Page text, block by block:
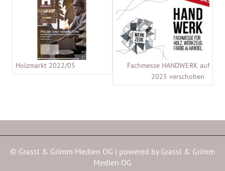
Holzmarkt 2022/05
Fachmesse HANDWERK auf
2025 verschoben
© Grassl & Grimm Medien OG | powered by Grassl & Grimm
Medien OG